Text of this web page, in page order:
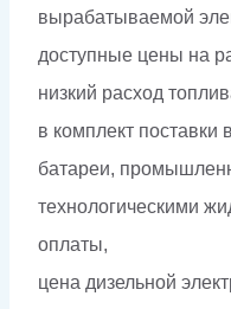
вырабатываемой
доступные цены на
низкий расход
в комплект поставки
батареи,
технологическими
оплаты,
цена дизельной